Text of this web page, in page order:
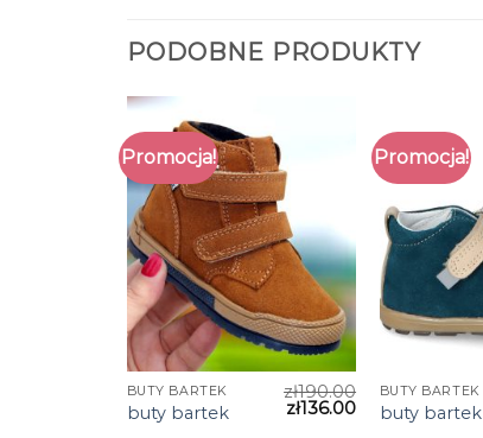
PODOBNE PRODUKTY
Promocja!
BUTY BARTEK
buty bartek
zł190.00
zł136.00
Promocja!
BUTY BARTEK
buty bartek